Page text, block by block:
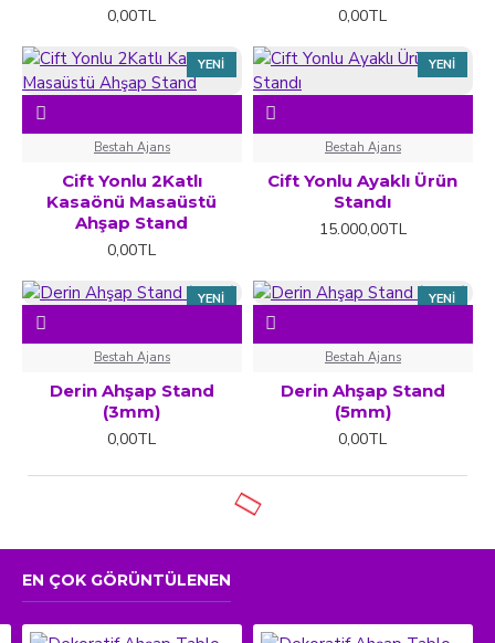
0,00TL
0,00TL
YENI
Bestah Ajans
Cift Yonlu 2Katlı
Kasaönü Masaüstü
Ahşap Stand
0,00TL
YENI
Bestah Ajans
Cift Yonlu Ayaklı Ürün
Standı
15.000,00TL
YENI
Bestah Ajans
Derin Ahşap Stand
(3mm)
0,00TL
YENI
Bestah Ajans
Derin Ahşap Stand
(5mm)
0,00TL
EN ÇOK GÖRÜNTÜLENEN